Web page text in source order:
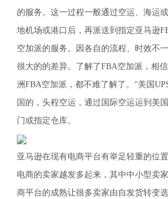
的服务。这一过程一般通过空运、海运
地机场或港口后，再派送到指定亚马逊
空加派的服务。因各自的流程、时效不
很大的的差异。了解了FBA空加派，相
洲FBA空加派，都不难了解了。“美国
国的，头程空运，通过国际空运运到美
门或指定仓库。
亚马逊在现有电商平台有举足轻重的位
电商的卖家越发多起来，其中中小型卖
商平台的成熟让很多卖家由自发货转变